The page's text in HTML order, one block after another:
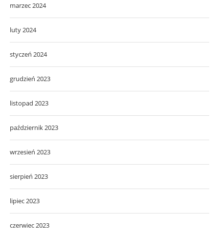
marzec 2024
luty 2024
styczeń 2024
grudzień 2023
listopad 2023
październik 2023
wrzesień 2023
sierpień 2023
lipiec 2023
czerwiec 2023